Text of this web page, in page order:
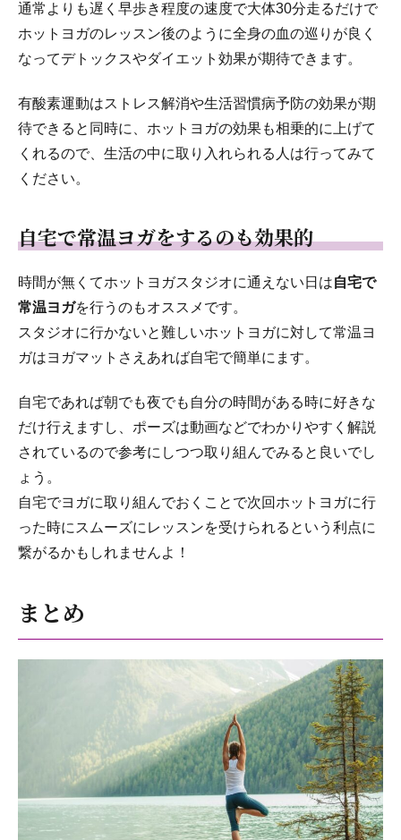
通常よりも遅く早歩き程度の速度で大体30分走るだけで
ホットヨガのレッスン後のように全身の血の巡りが良く
なってデトックスやダイエット効果が期待できます。
有酸素運動はストレス解消や生活習慣病予防の効果が期
待できると同時に、ホットヨガの効果も相乗的に上げて
くれるので、生活の中に取り入れられる人は行ってみて
ください。
自宅で常温ヨガをするのも効果的
時間が無くてホットヨガスタジオに通えない日は自宅で
常温ヨガを行うのもオススメです。
スタジオに行かないと難しいホットヨガに対して常温ヨ
ガはヨガマットさえあれば自宅で簡単にます。
自宅であれば朝でも夜でも自分の時間がある時に好きな
だけ行えますし、ポーズは動画などでわかりやすく解説
されているので参考にしつつ取り組んでみると良いでし
ょう。
自宅でヨガに取り組んでおくことで次回ホットヨガに行
った時にスムーズにレッスンを受けられるという利点に
繋がるかもしれませんよ！
まとめ